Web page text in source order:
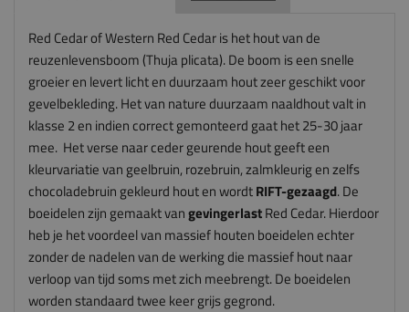
Red Cedar of Western Red Cedar is het hout van de
reuzenlevensboom (Thuja plicata). De boom is een snelle
groeier en levert licht en duurzaam hout zeer geschikt voor
gevelbekleding. Het van nature duurzaam naaldhout valt in
klasse 2 en indien correct gemonteerd gaat het 25-30 jaar
mee. Het verse naar ceder geurende hout geeft een
kleurvariatie van geelbruin, rozebruin, zalmkleurig en zelfs
chocoladebruin gekleurd hout en wordtRIFT-gezaagd. De
boeidelen zijn gemaakt vangevingerlastRed Cedar.Hierdoor
heb je het voordeel van massief houten boeidelen echter
zonder de nadelen van de werking die massief hout naar
verloop van tijd soms met zich meebrengt. De boeidelen
worden standaard twee keer grijs gegrond.